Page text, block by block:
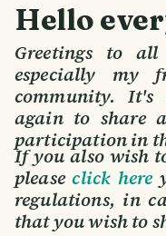
Hello
Greetings to
especially
community. It's
again to share
participation in
If you also wish
pleaseclick here
regulations, in
that you wish to